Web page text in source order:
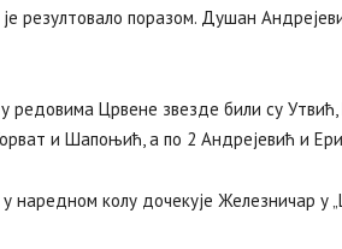
резултовало поразом. Душан
редовима Црвене звезде били су
и Шапоњић, а по 2 Андрејевић и
наредном колу дочекује Железничар у